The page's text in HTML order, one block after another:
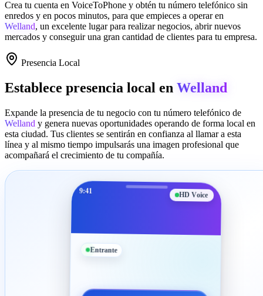
Crea tu cuenta en VoiceToPhone y obtén tu número telefónico sin
enredos y en pocos minutos, para que empieces a operar en
Welland, un excelente lugar para realizar negocios, abrir nuevos
mercados y conseguir una gran cantidad de clientes para tu empresa.
Presencia Local
Establece presencia local en Welland
Expande la presencia de tu negocio con tu número telefónico de
Welland y genera nuevas oportunidades operando de forma local en
esta ciudad. Tus clientes se sentirán en confianza al llamar a esta
línea y al mismo tiempo impulsarás una imagen profesional que
acompañará el crecimiento de tu compañía.
9:41 HD Voice
Entrante